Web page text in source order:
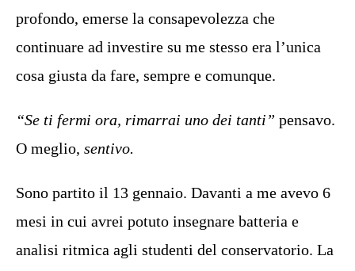
profondo, emerse la consapevolezza che
continuare ad investire su me stesso era l’unica
cosa giusta da fare, sempre e comunque.
“Se ti fermi ora, rimarrai uno dei tanti” pensavo.
O meglio, sentivo.
Sono partito il 13 gennaio. Davanti a me avevo 6
mesi in cui avrei potuto insegnare batteria e
analisi ritmica agli studenti del conservatorio. La